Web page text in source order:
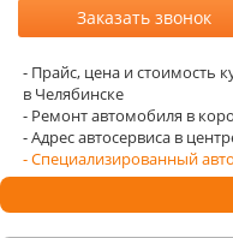
- Прайс, цена и стоимость
в Челябинске
- Ремонт автомобиля в
- Адрес автосервиса в
- Специализированный